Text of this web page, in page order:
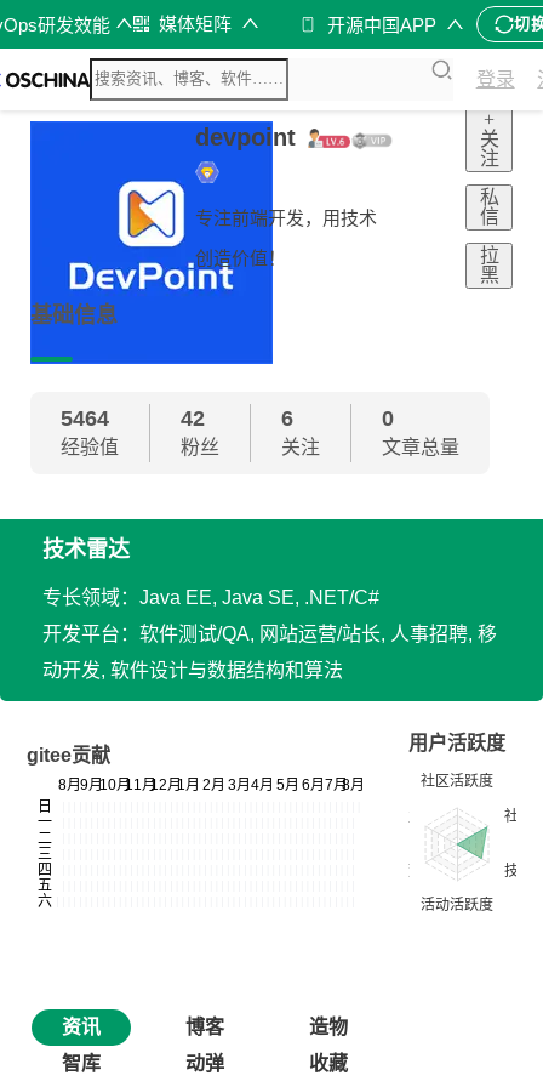
研发效能 媒体矩阵 开源中国APP 切
登录
devpoint
专注前端开发，用技术
创造价值！
+
关
注
私
信
拉
黑
基础信息
5464
经验值
42
粉丝
6
关注
0
文章总量
技术雷达
专长领域：Java EE, Java SE, .NET/C#
开发平台：软件测试/QA, 网站运营/站长, 人事招聘, 移
动开发, 软件设计与数据结构和算法
gitee贡献
用户活跃度
资讯 博客
造物
智库
动弹 收藏